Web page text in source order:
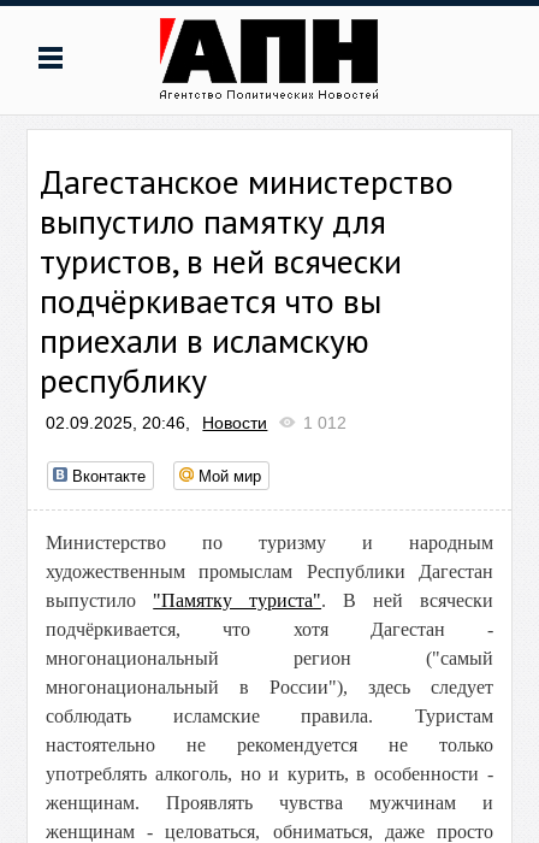
Дагестанское министерство
выпустило памятку для
туристов, в ней всячески
подчёркивается что вы
приехали в исламскую
республику
02.09.2025, 20:46, Новости 1 012
Вконтакте Мой мир
Министерство по туризму и народным
художественным промыслам Республики Дагестан
выпустило "Памятку туриста". В ней всячески
подчёркивается, что хотя Дагестан -
многонациональный регион ("самый
многонациональный в России"), здесь следует
соблюдать исламские правила. Туристам
настоятельно не рекомендуется не только
употреблять алкоголь, но и курить, в особенности -
женщинам. Проявлять чувства мужчинам и
женщинам - целоваться, обниматься, даже просто